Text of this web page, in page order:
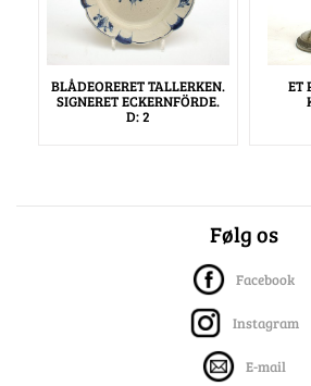
BLÅDEORERET TALLERKEN.
SIGNERET ECKERNFÖRDE.
D: 2
ET
Følg os
Facebook
Instagram
E-mail